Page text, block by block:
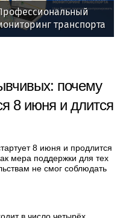
транспорта
GPS: полный
почему
8 июня и длится
8 июня и продлится
мера поддержки для тех
не смог соблюдать